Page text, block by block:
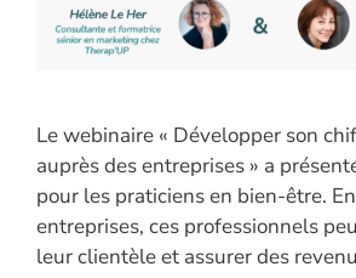
Le webinaire « Développer son
auprès des entreprises » a
pour les praticiens en bien-être.
entreprises, ces professionnels
leur clientèle et assurer des